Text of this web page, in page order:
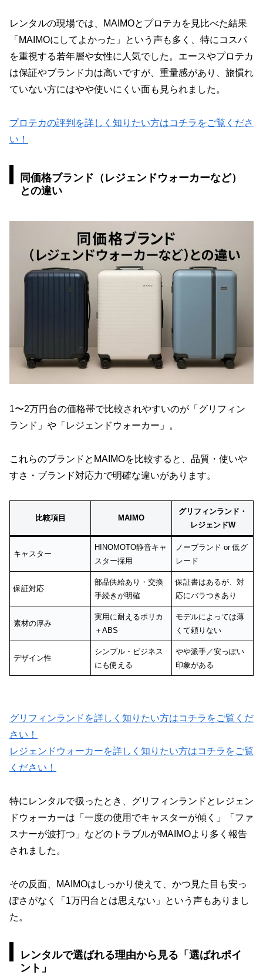
レンタルの現場では、MAIMOとプロテカを見比べた結果
「MAIMOにしてよかった」という声も多く、特にコスパ
を重視する若年層や女性に人気でした。エースやプロテカ
は保証やブランド力は高いですが、重量感があり、旅慣れ
ていない方にはやや使いにくい面も見られました。
プロテカの評判を詳しく知りたい方はコチラをご覧くださ
い！
同価格ブランド（レジェンドウォーカーなど）
との違い
1〜2万円台の価格帯で比較されやすいのが「グリフィン
ランド」や「レジェンドウォーカー」。
これらのブランドとMAIMOを比較すると、品質・使いや
すさ・ブランド対応力で明確な違いがあります。
比較項目 MAIMO
グリフィンランド・
レジェンドW
キャスター
HINOMOTO静音キャ
スター採用
ノーブランド or 低グ
レード
保証対応
部品供給あり・交換
手続きが明確
保証書はあるが、対
応にバラつきあり
素材の厚み
実用に耐えるポリカ
＋ABS
モデルによっては薄
くて頼りない
デザイン性
シンプル・ビジネス
にも使える
やや派手／安っぽい
印象がある
グリフィンランドを詳しく知りたい方はコチラをご覧くだ
さい！
レジェンドウォーカーを詳しく知りたい方はコチラをご覧
ください！
特にレンタルで扱ったとき、グリフィンランドとレジェン
ドウォーカーは「一度の使用でキャスターが傾く」「ファ
スナーが波打つ」などのトラブルがMAIMOより多く報告
されました。
その反面、MAIMOはしっかり使えて、かつ見た目も安っ
ぽさがなく「1万円台とは思えない」という声もありまし
た。
レンタルで選ばれる理由から見る「選ばれポイ
ント」